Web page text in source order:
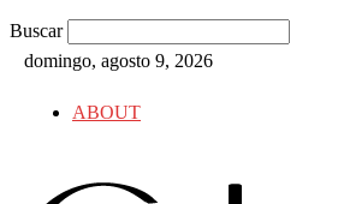
Buscar
domingo, agosto 9, 2026
ABOUT